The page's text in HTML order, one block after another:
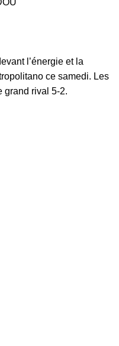
l’énergie et la
ce samedi. Les
grand rival 5-2.